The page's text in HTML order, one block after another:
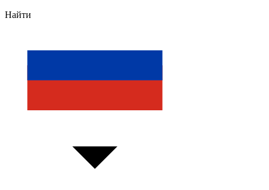
Найти